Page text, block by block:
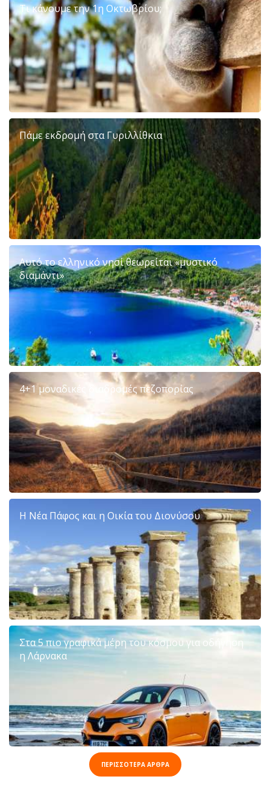
Τι κάνουμε την 1η Οκτωβρίου;
Πάμε εκδρομή στα Γυριλλίθκια
Αυτό το ελληνικό νησί θεωρείται «μυστικό
διαμάντι»
4+1 μοναδικές διαδρομές πεζοπορίας
Η Νέα Πάφος και η Οικία του Διονύσου
Στα 5 πιο γραφικά μέρη του κόσμου για οδήγηση
η Λάρνακα
ΠΕΡΙΣΣΟΤΕΡΑ ΑΡΘΡΑ